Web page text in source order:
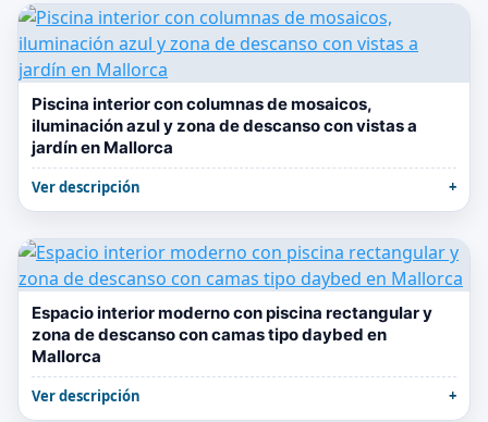
Piscina interior con columnas de mosaicos,
iluminación azul y zona de descanso con vistas a
jardín en Mallorca
Ver descripción
Espacio interior moderno con piscina rectangular y
zona de descanso con camas tipo daybed en
Mallorca
Ver descripción